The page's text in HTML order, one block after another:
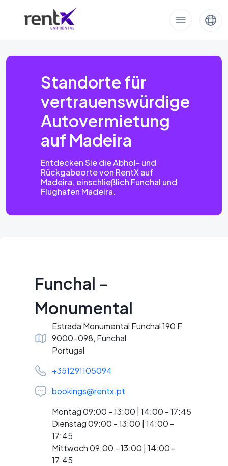
Standorte für
vertrauenswürdige
Autovermietung
auf Madeira
Entdecken Sie die Abhol- und
Rückgabeorte von RentX auf
Madeira, einschließlich Funchal und
Flughafen Madeira.
Funchal -
Monumental
Estrada Monumental Funchal 190 F
9000-098, Funchal
Portugal
+351291105094
bookings@rentx.pt
Montag 09:00 - 13:00 | 14:00 - 17:45
Dienstag 09:00 - 13:00 | 14:00 -
17:45
Mittwoch 09:00 - 13:00 | 14:00 -
17:45